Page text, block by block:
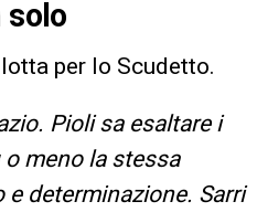
solo
per lo Scudetto.
Pioli sa esaltare i
meno la stessa
determinazione. Sarri